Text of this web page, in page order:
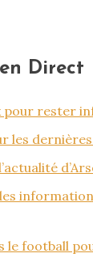
Direct
pour rester
les
le football